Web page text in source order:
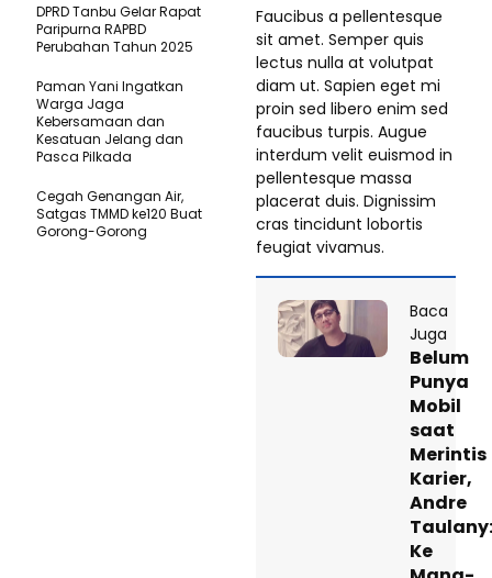
Faucibus a pellentesque
sit amet. Semper quis
lectus nulla at volutpat
diam ut. Sapien eget mi
proin sed libero enim sed
faucibus turpis. Augue
interdum velit euismod in
pellentesque massa
placerat duis. Dignissim
cras tincidunt lobortis
feugiat vivamus.
Baca
Juga
Belum
Punya
Mobil
saat
Merintis
Karier,
Andre
Taulany:
Ke
DPRD Tanbu Gelar Rapat
Paripurna RAPBD
Perubahan Tahun 2025
Paman Yani Ingatkan
Warga Jaga
Kebersamaan dan
Kesatuan Jelang dan
Pasca Pilkada
Cegah Genangan Air,
Satgas TMMD ke120 Buat
Gorong-Gorong